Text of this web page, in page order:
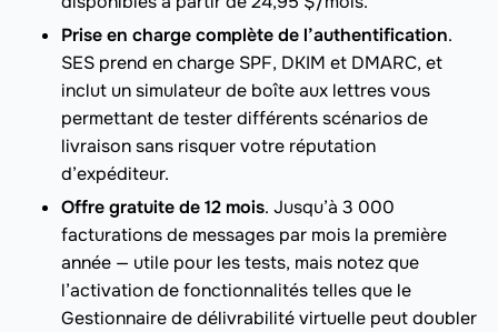
Prise en charge complète de l’authentification.
SES prend en charge SPF, DKIM et DMARC, et
inclut un simulateur de boîte aux lettres vous
permettant de tester différents scénarios de
livraison sans risquer votre réputation
d’expéditeur.
Offre gratuite de 12 mois. Jusqu’à 3 000
facturations de messages par mois la première
année — utile pour les tests, mais notez que
l’activation de fonctionnalités telles que le
Gestionnaire de délivrabilité virtuelle peut doubler